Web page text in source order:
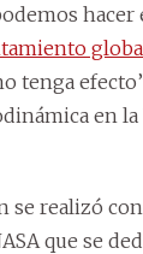
tenga
en
se realizó
que se